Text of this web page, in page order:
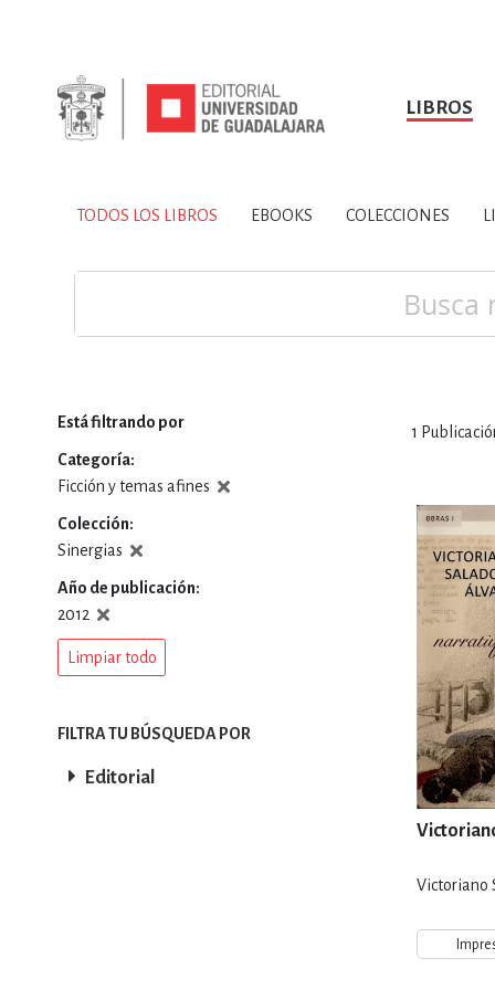
LIBROS
TODOS LOS LIBROS
SOBRE NOSOTROS HISTORIA
CIENCIAS DE LA
DEPORTES Y
ESTILOS DE
INFANTILES,
TODOS LOS LIBROS EBOOKS COLECCIONES
1
Victoriano
Está filtrando por
Categoría
Ficción y temas afines
Colección
Sinergias
Año de publicación
2012
Limpiar todo
FILTRA TU BÚSQUEDA POR
Editorial